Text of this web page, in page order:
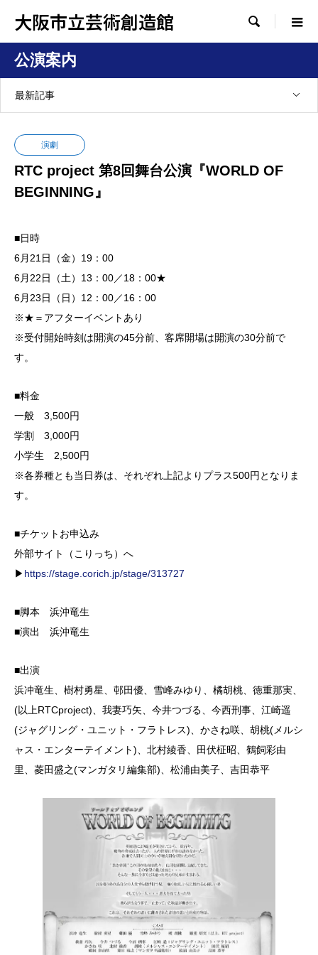
大阪市立芸術創造館 
公演案内
最新記事
演劇
RTC project 第8回舞台公演『WORLD OF
BEGINNING』
■日時
6月21日（金）19：00
6月22日（土）13：00／18：00★
6月23日（日）12：00／16：00
※★＝アフターイベントあり
※受付開始時刻は開演の45分前、客席開場は開演の30分前で
す。
■料金
一般 3,500円
学割 3,000円
小学生 2,500円
※各券種とも当日券は、それぞれ上記よりプラス500円となりま
す。
■チケットお申込み
外部サイト（こりっち）へ
▶ https://stage.corich.jp/stage/313727
■脚本 浜沖竜生
■演出 浜沖竜生
■出演
浜冲竜生、樹村勇星、邨田優、雪峰みゆり、橘胡桃、徳重那実、
(以上RTCproject)、我妻巧矢、今井つづる、今西刑事、江崎遥
(ジャグリング・ユニット・フラトレス)、かさね咲、胡桃(メルシ
ャス・エンターテイメント)、北村綾香、田伏柾昭、鶴飼彩由
里、菱田盛之(マンガタリ編集部)、松浦由美子、吉田恭平